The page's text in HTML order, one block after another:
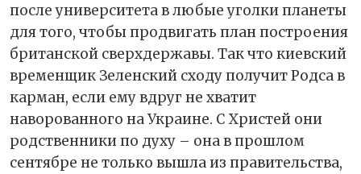
после университета в любые уголки планеты
для того, чтобы продвигать план построения
британской сверхдержавы. Так что киевский
временщик Зеленский сходу получит Родса в
карман, если ему вдруг не хватит
наворованного на Украине. С Христей они
родственники по духу – она в прошлом
сентябре не только вышла из правительства,